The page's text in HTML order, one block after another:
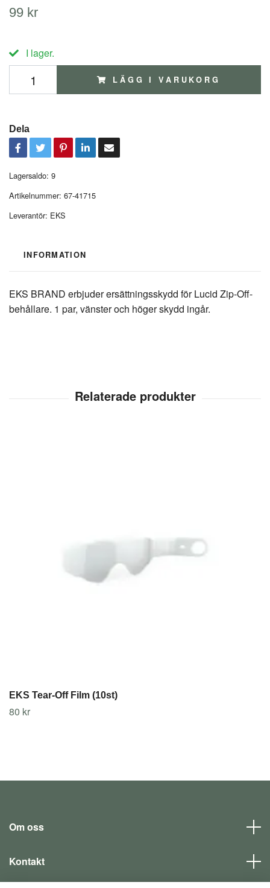
99 kr
I lager.
LÄGG I VARUKORG
Dela
Lagersaldo: 9
Artikelnummer: 67-41715
Leverantör: EKS
INFORMATION
EKS BRAND erbjuder ersättningsskydd för Lucid Zip-Off-
behållare. 1 par, vänster och höger skydd ingår.
EKS Tear-Off Film (10st)
80 kr
Om oss
Kontakt